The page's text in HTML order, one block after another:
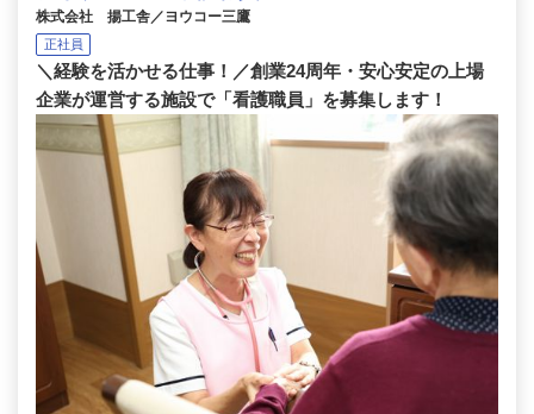
株式会社 揚工舎／ヨウコー三鷹
正社員
＼経験を活かせる仕事！／創業24周年・安心安定の上場
企業が運営する施設で「看護職員」を募集します！